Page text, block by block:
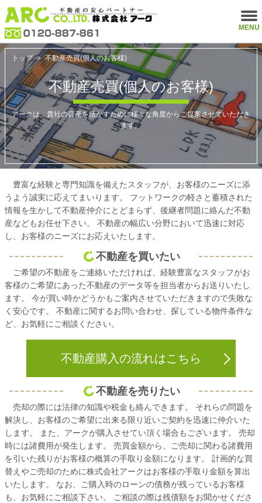
MENU
トップ > 不動産売買(個人のお客様)
不動産売買(個人のお客様)
アークは、貴社の資産を活かすために様々な角度からご提案させていただき
ます。
豊富な経験と専門知識を備えたスタッフが、お客様のニーズに添
うよう誠実に応えてまいります。 フットワークの軽さと蓄積された
情報を生かして不動産仲介にとどまらず、後継者問題に絡んだ不動
産などもお任せ下さい。 不動産の幅広い分野において迅速に対応
し、お客様のニーズにお応えいたします。
不動産を買いたい
ご希望の不動産をご連絡いただければ、経験豊富なスタッフがお
客様のご希望にあった不動産のデータ等を担当者からお送りいたし
ます。 今が買い時かどうかもご案内させていただきますので失敗な
く安心です。 不動産に関するお問い合わせ、探している物件条件な
ど、お気軽にご相談ください。
不動産購入の流れはこちら
不動産を売りたい
売却の際には法律の知識や税金も絡んできます。 それらの問題を
解決し、お客様のご希望に出来る限り近いご契約を迅速に仲介いた
します。 また、アークが購入させてい頂く場合もございます。 売却
時には諸費用が発生します。 売買金額から、ご売却に関わる諸費用
を引いた残りがお客様の概算の手取り金額になります。 計画的な買
替えやご売却のために株式会社アークはお客様の手取り金額を算出
いたします。 なお、ご購入時のローンの債務が残っているお客様
も、お気軽にご相談下さい。 ご相談の際は残債額をお聞かせくださ